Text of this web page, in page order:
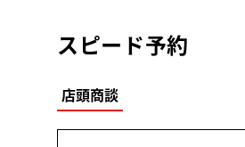
スピード予約
店頭商談